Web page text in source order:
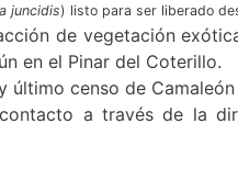
juncidis) listo para ser liberado
de vegetación
en el Pinar del Coterillo.
censo de
a través de la